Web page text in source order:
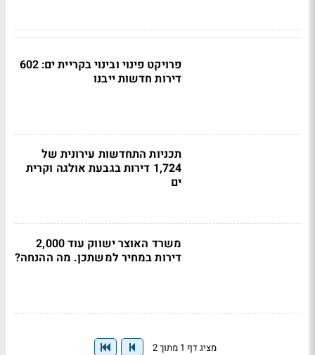
פרויקט פינוי ובינוי בקריית ים: 602
דירות חדשות ייבנו
תכניות התחדשות עירונית של
1,724 דירות בגבעת אולגה וקרית
ים
משרד האוצר ישווק עוד 2,000
דירות במחיר למשתכן. מה ההנחה?
מציג דף 1 מתוך 2